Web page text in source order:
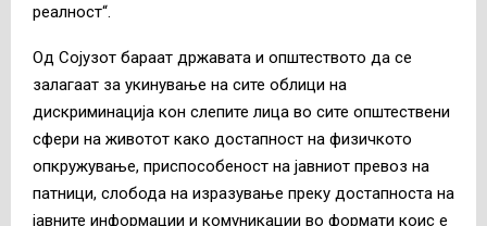
реалност“.
Од Сојузот бараат државата и општеството да се
залагаат за укинување на сите облици на
дискриминација кон слепите лица во сите општествени
сфери на животот како достапност на физичкото
опкружување, приспособеност на јавниот превоз на
патници, слобода на изразување преку достапноста на
јавните информации и комуникации во формати коис е